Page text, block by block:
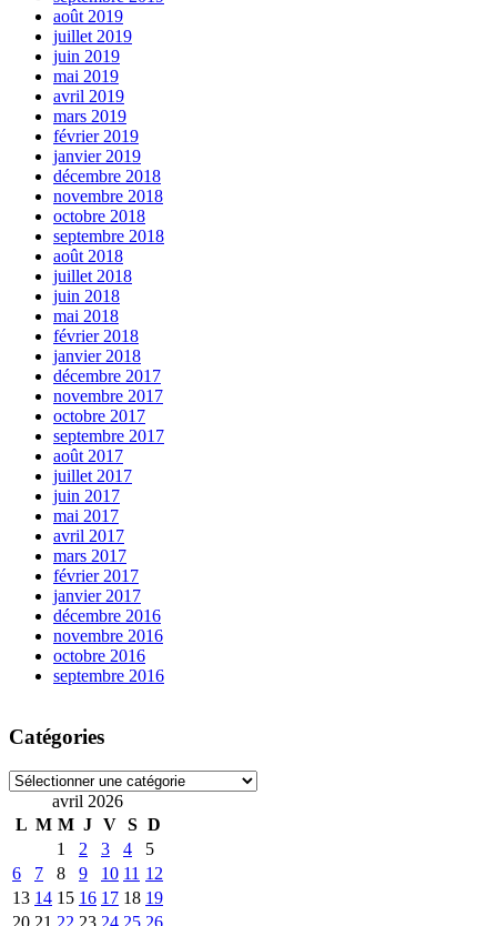
août 2019
juillet 2019
juin 2019
mai 2019
avril 2019
mars 2019
février 2019
janvier 2019
décembre 2018
novembre 2018
octobre 2018
septembre 2018
août 2018
juillet 2018
juin 2018
mai 2018
février 2018
janvier 2018
décembre 2017
novembre 2017
octobre 2017
septembre 2017
août 2017
juillet 2017
juin 2017
mai 2017
avril 2017
mars 2017
février 2017
janvier 2017
décembre 2016
novembre 2016
octobre 2016
septembre 2016
Catégories
Catégories
avril 2026
L M M J V S D
1
2 3 4
5
6
7 8 9 10 11 12
13 14 15 16 17 18 19
20 21 22 23 24 25 26